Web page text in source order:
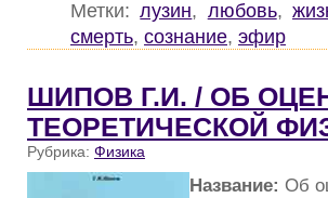
Метки:лузин, любовь,
смерть, сознание, эфир
ШИПОВ Г.И. / ОБ
ТЕОРЕТИЧЕСКОЙ
Рубрика: Физика
Название: Об